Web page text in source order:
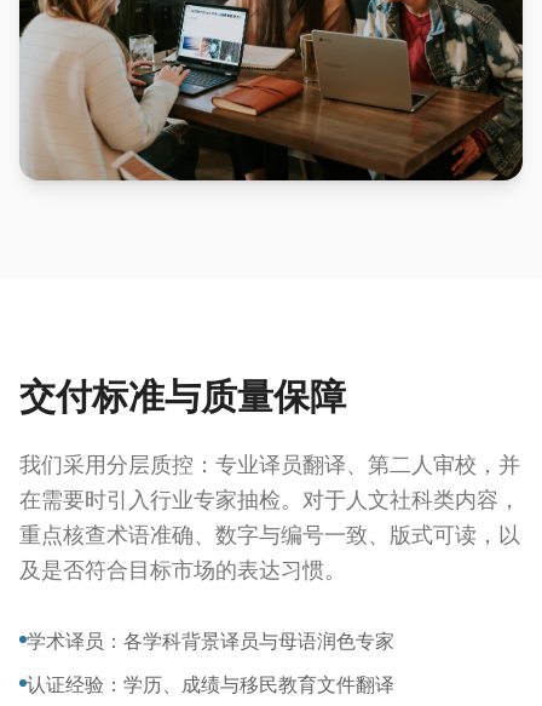
交付标准与质量保障
我们采用分层质控：专业译员翻译、第二人审校，并
在需要时引入行业专家抽检。对于人文社科类内容，
重点核查术语准确、数字与编号一致、版式可读，以
及是否符合目标市场的表达习惯。
学术译员：各学科背景译员与母语润色专家
认证经验：学历、成绩与移民教育文件翻译